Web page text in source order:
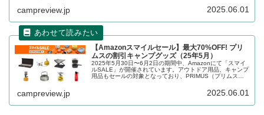
campreview.jp 2025.06.01
【Amazonスマイルセール】最大70%OFF! プリ
ムスの割引キャンプグッズ（25年5月）
2025年5月30日〜6月2日の期間中、Amazonにて「スマイ
ルSALE」が開催されています。アウトドア用品、キャンプ
用品もセールの対象となっており、PRIMUS（プリムス）
campreview.jp 2025.06.01